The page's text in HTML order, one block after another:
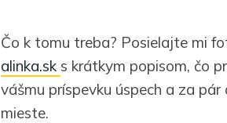
Čo k tomu treba? Posielajte mi
alinka.sk s krátkym popisom, čo
vášmu príspevku úspech a za
mieste.